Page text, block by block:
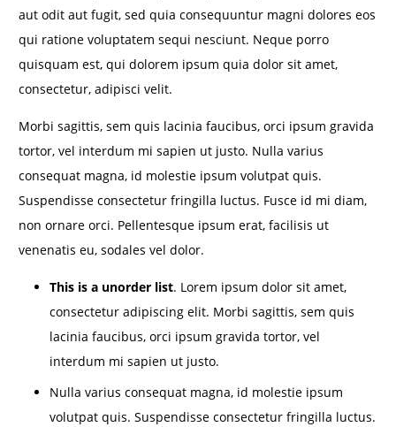
aut odit aut fugit, sed quia consequuntur magni dolores eos
qui ratione voluptatem sequi nesciunt. Neque porro
quisquam est, qui dolorem ipsum quia dolor sit amet,
consectetur, adipisci velit.
Morbi sagittis, sem quis lacinia faucibus, orci ipsum gravida
tortor, vel interdum mi sapien ut justo. Nulla varius
consequat magna, id molestie ipsum volutpat quis.
Suspendisse consectetur fringilla luctus. Fusce id mi diam,
non ornare orci. Pellentesque ipsum erat, facilisis ut
venenatis eu, sodales vel dolor.
This is a unorder list. Lorem ipsum dolor sit amet,
consectetur adipiscing elit. Morbi sagittis, sem quis
lacinia faucibus, orci ipsum gravida tortor, vel
interdum mi sapien ut justo.
Nulla varius consequat magna, id molestie ipsum
volutpat quis. Suspendisse consectetur fringilla luctus.